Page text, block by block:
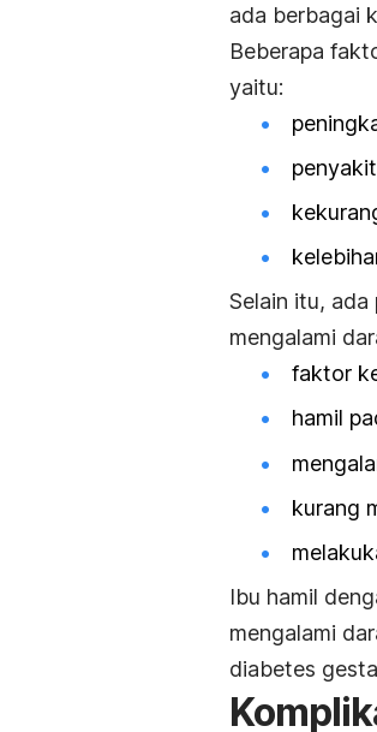
ada berbagai
Beberapa
yaitu:
Selain itu,
mengalami
faktor
hamil
kurang
Ibu hamil
mengalami
diabetes